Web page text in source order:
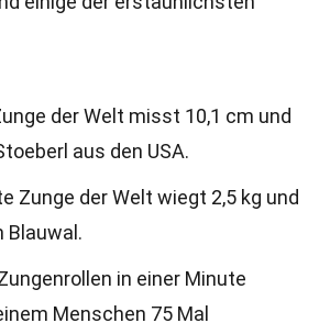
der Welt misst 10,1 cm und
aus den USA.
Zunge der Welt wiegt 2,5 kg und
Blauwal.
in einer Minute
Menschen 75 Mal